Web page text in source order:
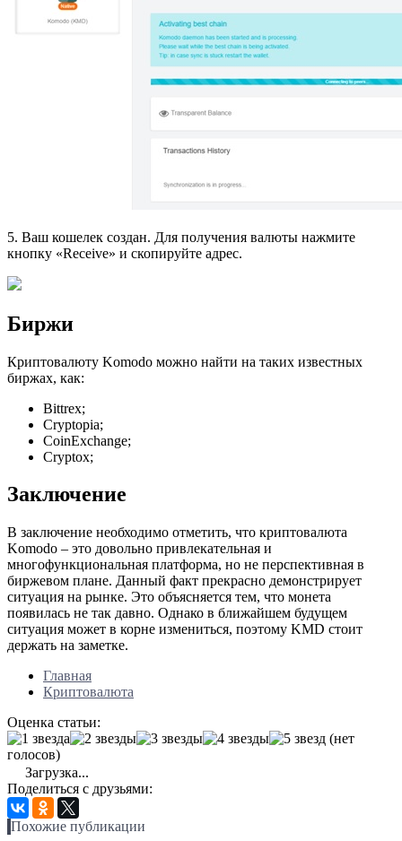
5. Ваш кошелек создан. Для получения валюты нажмите
кнопку «Receive» и скопируйте адрес.
Биржи
Криптовалюту Komodo можно найти на таких известных
биржах, как:
Bittrex;
Cryptopia;
CoinExchange;
Cryptox;
Заключение
В заключение необходимо отметить, что криптовалюта
Komodo – это довольно привлекательная и
многофункциональная платформа, но не перспективная в
биржевом плане. Данный факт прекрасно демонстрирует
ситуация на рынке. Это объясняется тем, что монета
появилась не так давно. Однако в ближайшем будущем
ситуация может в корне измениться, поэтому KMD стоит
держать на заметке.
Главная
Криптовалюта
Оценка статьи:
(нет
голосов)
Загрузка...
Поделиться с друзьями:
Похожие публикации